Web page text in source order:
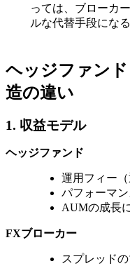
っては、ブローカ
ルな代替手段にな
ヘッジファン
造の違い
1. 収益モデル
ヘッジファンド
運用フィー（
パフォーマン
AUMの成長
FXブローカー
スプレッド